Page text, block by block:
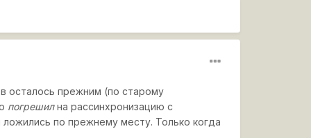
осталось прежним (по старому
погрешилна рассинхронизацию с
по прежнему месту. Только когда